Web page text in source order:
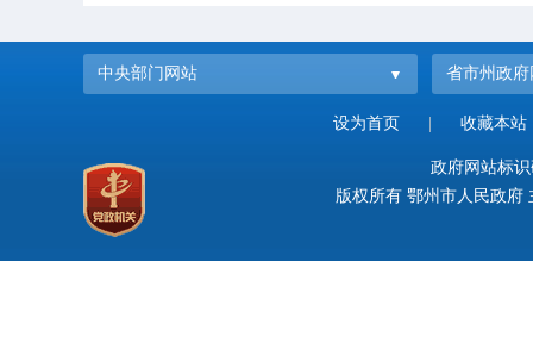
中央部门网站 省市州政府
设为首页 收藏本站
政府网站标
版权所有 鄂州市人民政府